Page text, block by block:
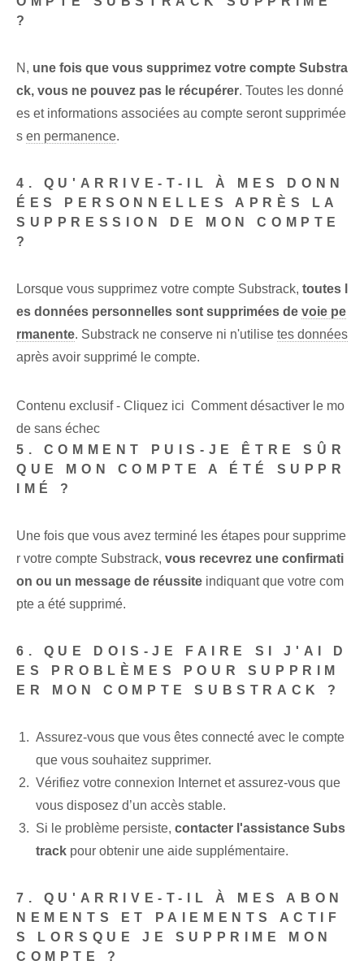
?
N, une fois que vous supprimez votre compte Substra
ck, vous ne pouvez pas le récupérer. Toutes les donné
es et informations associées au compte seront supprimée
s en permanence.
4. QU'ARRIVE-T-IL À MES DONN
ÉES PERSONNELLES APRÈS LA
SUPPRESSION DE MON COMPTE
?
Lorsque vous supprimez votre compte Substrack, toutes l
es données personnelles sont supprimées de voie pe
rmanente. Substrack ne conserve ni n'utilise tes données
après avoir supprimé le compte.
Contenu exclusif - Cliquez ici Comment désactiver le mo
de sans échec
5. COMMENT PUIS-JE ÊTRE SÛR
QUE MON COMPTE A ÉTÉ SUPPR
IMÉ ?
Une fois que vous avez terminé les étapes pour supprime
r votre compte Substrack, vous recevrez une confirmati
on ou un message de réussite indiquant que votre com
pte a été supprimé.
6. QUE DOIS-JE FAIRE SI J'AI D
ES PROBLÈMES POUR SUPPRIM
ER MON COMPTE SUBSTRACK ?
Assurez-vous que vous êtes connecté avec le compte
que vous souhaitez supprimer.
Vérifiez votre connexion Internet et assurez-vous que
vous disposez d’un accès stable.
Si le problème persiste, contacter l'assistance Subs
track pour obtenir une aide supplémentaire.
7. QU'ARRIVE-T-IL À MES ABON
NEMENTS ET PAIEMENTS ACTIF
S LORSQUE JE SUPPRIME MON
COMPTE ?